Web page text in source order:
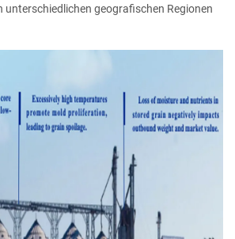
unterschiedlichen geografischen Regionen